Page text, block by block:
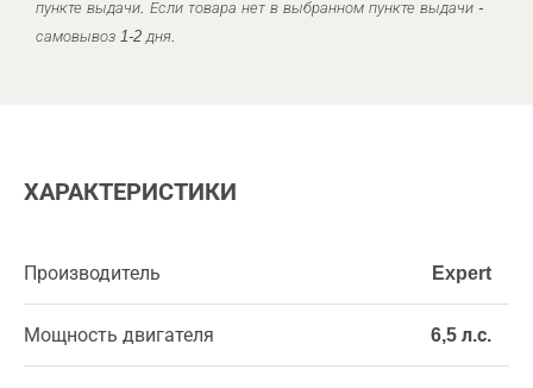
пункте выдачи. Если товара нет в выбранном пункте выдачи -
самовывоз 1-2 дня.
ХАРАКТЕРИСТИКИ
Производитель Expert
Мощность двигателя 6,5 л.с.